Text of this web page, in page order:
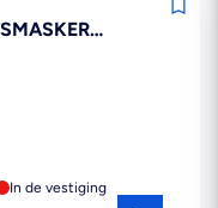
In de vestiging